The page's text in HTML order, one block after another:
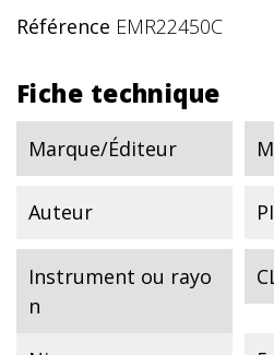
Référence EMR22450C
Fiche technique
Marque/Éditeur
Auteur
Instrument ou rayo
n